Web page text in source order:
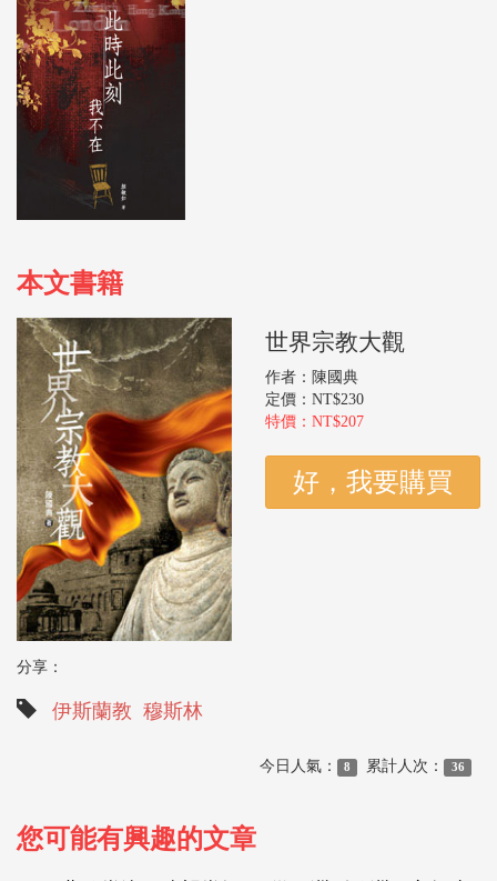
本文書籍
世界宗教大觀
作者：陳國典
定價：NT$230
特價：NT$207
分享：
伊斯蘭教 穆斯林
今日人氣： 8 累計人次： 36
您可能有興趣的文章